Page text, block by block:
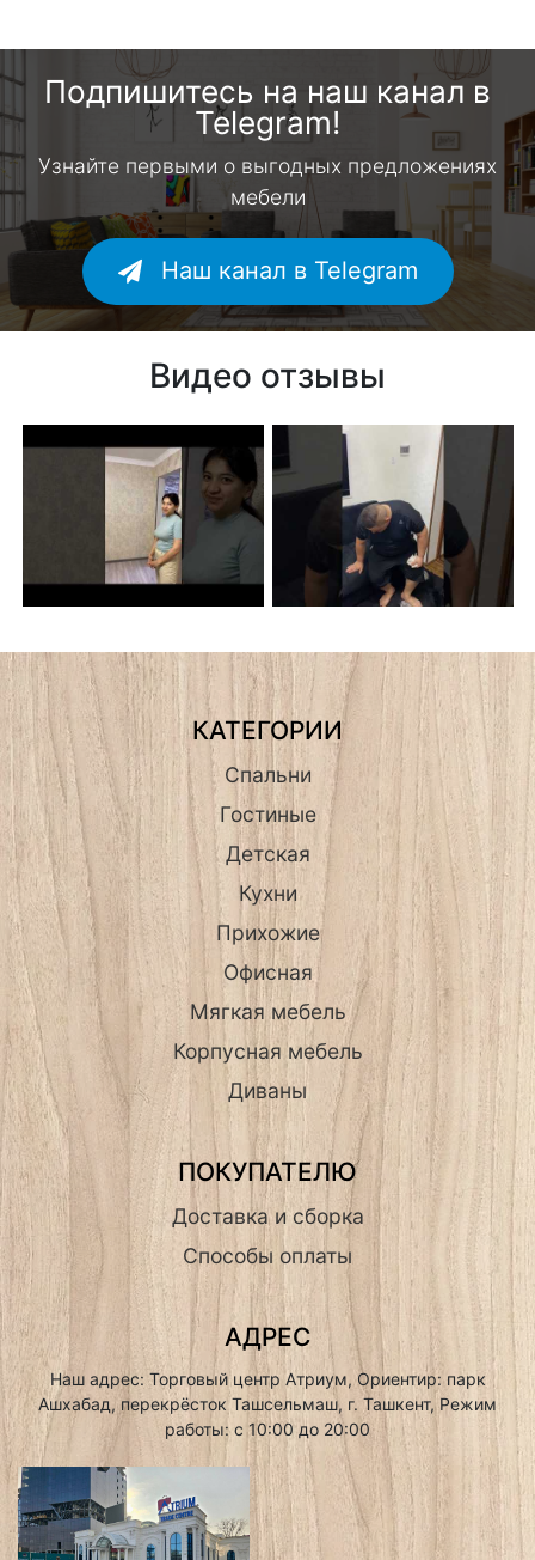
Подпишитесь на наш канал в
Telegram!
Узнайте первыми о выгодных предложениях
мебели
Наш канал в Telegram
Видео отзывы
КАТЕГОРИИ
Спальни
Гостиные
Детская
Кухни
Прихожие
Офисная
Мягкая мебель
Корпусная мебель
Диваны
ПОКУПАТЕЛЮ
Доставка и сборка
Способы оплаты
АДРЕС
Наш адрес: Торговый центр Атриум, Ориентир: парк
Ашхабад, перекрёсток Ташсельмаш, г. Ташкент, Режим
работы: с 10:00 до 20:00